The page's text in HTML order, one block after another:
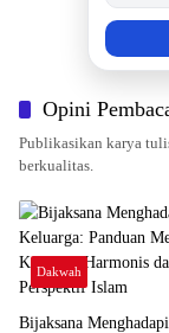
Opini
Publikasikan karya
berkualitas.
Dakwah
Bijaksana